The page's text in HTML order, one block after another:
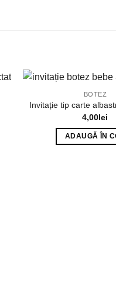
BOTEZ
Invitație tip carte
4,00lei
ADAUGĂ ÎN